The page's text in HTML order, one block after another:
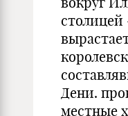
Дени.
местные